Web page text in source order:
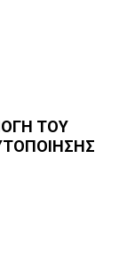
ΤΟΥ